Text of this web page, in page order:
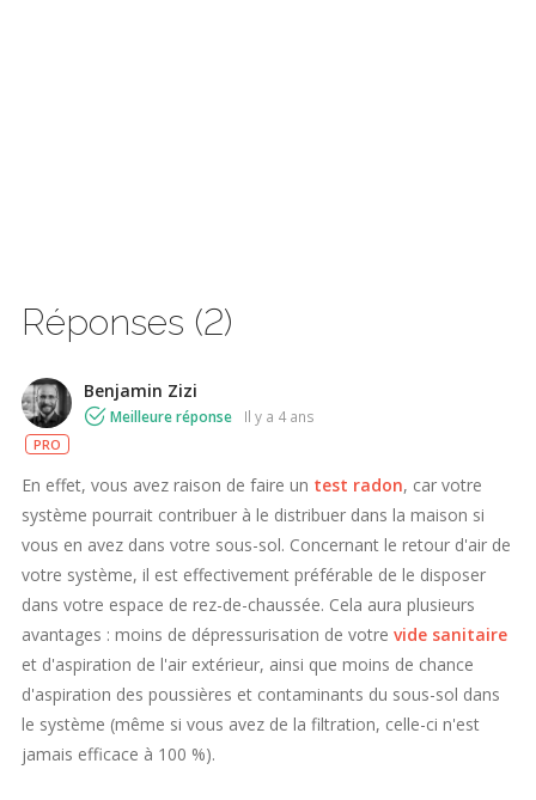
Réponses (2)
PRO
Benjamin Zizi
Meilleure réponse il y a 4 ans
En effet, vous avez raison de faire un test radon, car votre
système pourrait contribuer à le distribuer dans la maison si
vous en avez dans votre sous-sol. Concernant le retour d'air de
votre système, il est effectivement préférable de le disposer
dans votre espace de rez-de-chaussée. Cela aura plusieurs
avantages : moins de dépressurisation de votre vide sanitaire
et d'aspiration de l'air extérieur, ainsi que moins de chance
d'aspiration des poussières et contaminants du sous-sol dans
le système (même si vous avez de la filtration, celle-ci n'est
jamais efficace à 100 %).